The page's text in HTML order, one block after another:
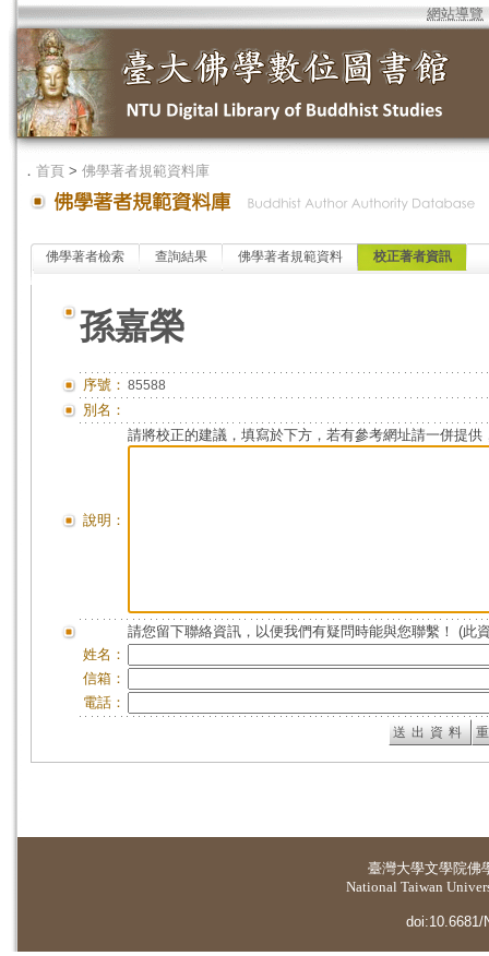
網站導覽
． 首頁 > 佛學著者規範資料庫
佛學著者檢索 查詢結果 佛學著者規範資料 校正著者資訊
孫嘉榮
序號： 85588
別名：
說明：
請將校正的建議，填寫於下方，若有參考網址請一併提供
請您留下聯絡資訊，以便我們有疑問時能與您聯繫！ (此
姓名：
信箱：
電話：
臺灣大學文學院佛
National Taiwan
doi:10.6681/